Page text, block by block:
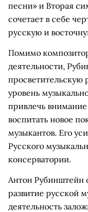
песни» и Вторая
сочетает в себе
русскую и
Помимо
деятельности,
просветительскую
уровень
привлечь
воспитать новое
музыкантов. Его
Русского
консерватории.
Антон Рубинштейн
развитие русской
деятельность